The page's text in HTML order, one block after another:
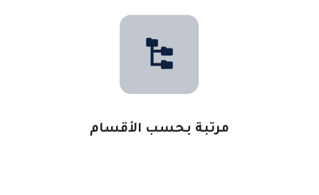
مرتبة بحسب الأقسام